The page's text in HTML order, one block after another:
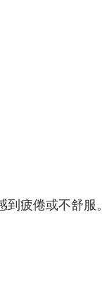
疲倦或不舒服。